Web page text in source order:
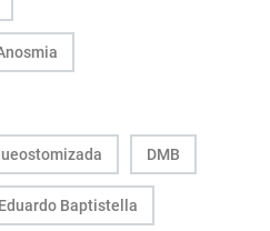
DMB
Baptistella